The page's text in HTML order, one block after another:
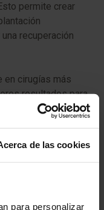
de las cookies
para personalizar
permite crear
recuperación
en cirugías más
resultados para
alguien de tu familia
no dudes